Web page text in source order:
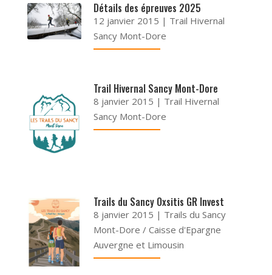
Détails des épreuves 2025
12 janvier 2015 | Trail Hivernal
Sancy Mont-Dore
Trail Hivernal Sancy Mont-Dore
8 janvier 2015 | Trail Hivernal
Sancy Mont-Dore
Trails du Sancy Oxsitis GR Invest
8 janvier 2015 | Trails du Sancy
Mont-Dore / Caisse d'Epargne
Auvergne et Limousin